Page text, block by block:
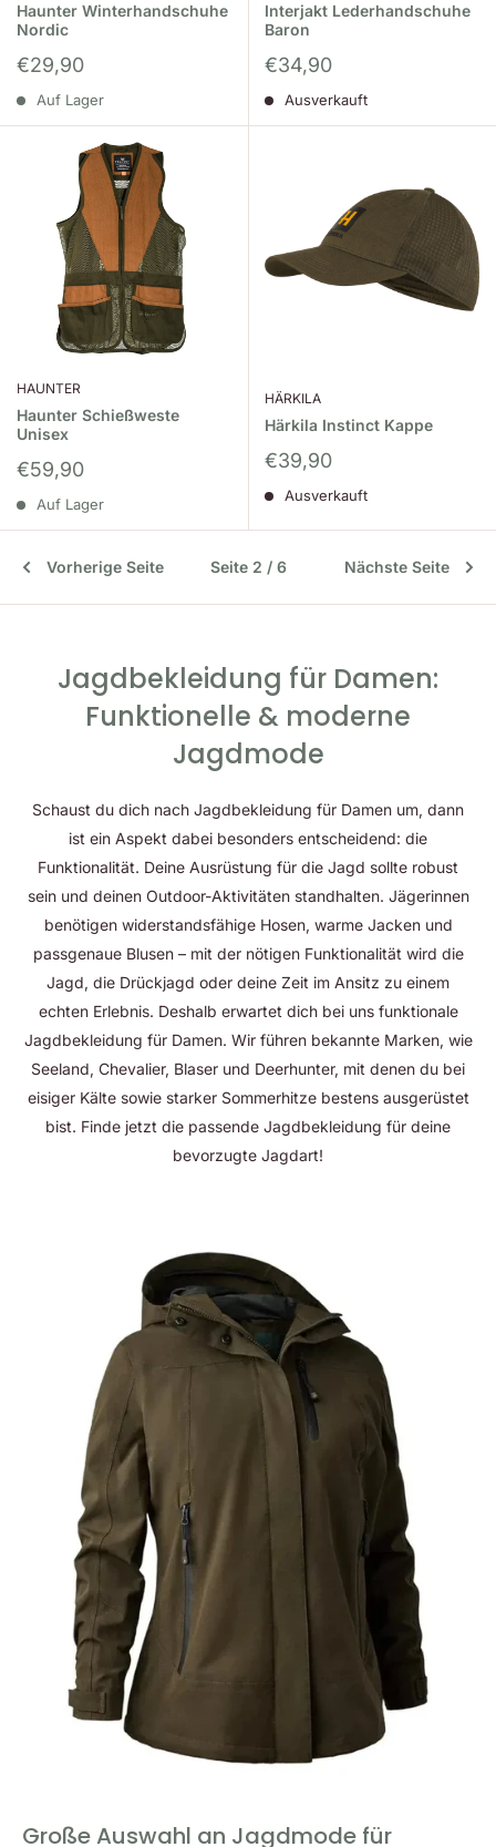
Haunter Winterhandschuhe
Nordic
Sonderpreis
€29,90
Auf Lager
Interjakt Lederhandschuhe
Baron
Sonderpreis
€34,90
Ausverkauft
HAUNTER
Haunter Schießweste
Unisex
Sonderpreis
€59,90
Auf Lager
HÄRKILA
Härkila Instinct Kappe
Sonderpreis
€39,90
Ausverkauft
Vorherige Seite Seite 2 / 6 Nächste Seite
Jagdbekleidung für Damen:
Funktionelle & moderne
Jagdmode
Schaust du dich nach Jagdbekleidung für Damen um, dann
ist ein Aspekt dabei besonders entscheidend: die
Funktionalität. Deine Ausrüstung für die Jagd sollte robust
sein und deinen Outdoor-Aktivitäten standhalten. Jägerinnen
benötigen widerstandsfähige Hosen, warme Jacken und
passgenaue Blusen – mit der nötigen Funktionalität wird die
Jagd, die Drückjagd oder deine Zeit im Ansitz zu einem
echten Erlebnis. Deshalb erwartet dich bei uns funktionale
Jagdbekleidung für Damen. Wir führen bekannte Marken, wie
Seeland, Chevalier, Blaser und Deerhunter, mit denen du bei
eisiger Kälte sowie starker Sommerhitze bestens ausgerüstet
bist. Finde jetzt die passende Jagdbekleidung für deine
bevorzugte Jagdart!
Große Auswahl an Jagdmode für